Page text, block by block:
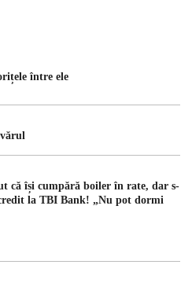
între ele
că își cumpără boiler în rate, dar s-
la TBI Bank! „Nu pot dormi